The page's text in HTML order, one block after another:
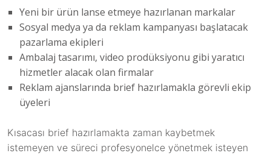
Yeni bir ürün lanse etmeye hazırlanan markalar
Sosyal medya ya da reklam kampanyası başlatacak
pazarlama ekipleri
Ambalaj tasarımı, video prodüksiyonu gibi yaratıcı
hizmetler alacak olan firmalar
Reklam ajanslarında brief hazırlamakla görevli ekip
üyeleri
Kısacası brief hazırlamakta zaman kaybetmek
istemeyen ve süreci profesyonelce yönetmek isteyen